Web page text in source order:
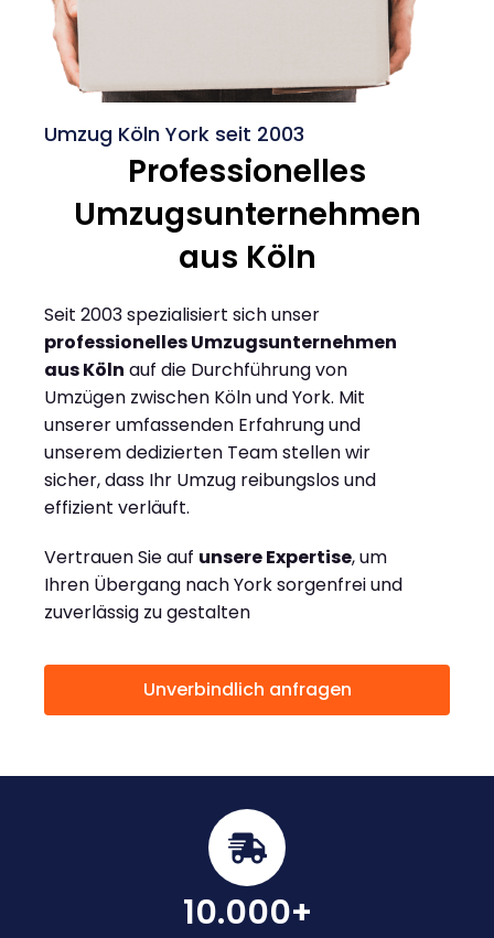
Umzug Köln York seit 2003
Professionelles
Umzugsunternehmen
aus Köln
Seit 2003 spezialisiert sich unser
professionelles Umzugsunternehmen
aus Köln auf die Durchführung von
Umzügen zwischen Köln und York. Mit
unserer umfassenden Erfahrung und
unserem dedizierten Team stellen wir
sicher, dass Ihr Umzug reibungslos und
effizient verläuft.
Vertrauen Sie auf unsere Expertise, um
Ihren Übergang nach York sorgenfrei und
zuverlässig zu gestalten
Unverbindlich anfragen
10.000+